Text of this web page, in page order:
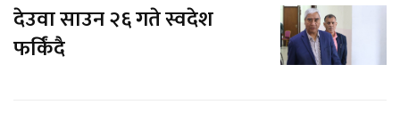
देउवा साउन २६ गते स्वदेश
फर्किंदै